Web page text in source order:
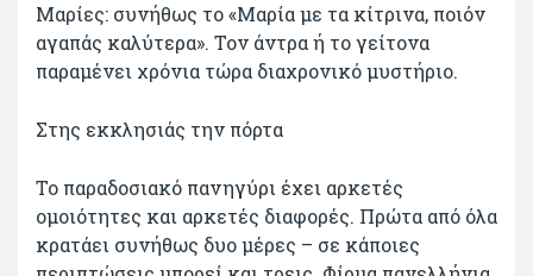
Μαρίες: συνήθως το «Μαρία με τα κίτρινα, ποιόν
αγαπάς καλύτερα». Τον άντρα ή το γείτονα
παραμένει χρόνια τώρα διαχρονικό μυστήριο.
Στης εκκλησιάς την πόρτα
Το παραδοσιακό πανηγύρι έχει αρκετές
ομοιότητες και αρκετές διαφορές. Πρώτα από όλα
κρατάει συνήθως δυο μέρες – σε κάποιες